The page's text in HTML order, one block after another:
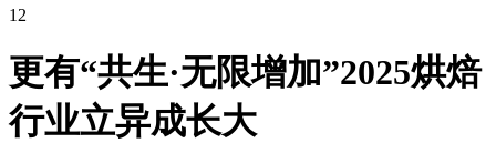
12
更有“共生·无限增加”2025烘焙
行业立异成长大